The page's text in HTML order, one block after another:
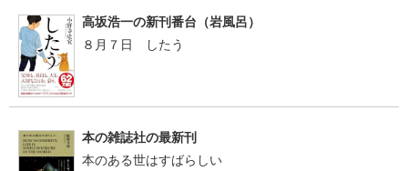
高坂浩一の新刊番台（岩風呂）
８月７日 したう
本の雑誌社の最新刊
本のある世はすばらしい